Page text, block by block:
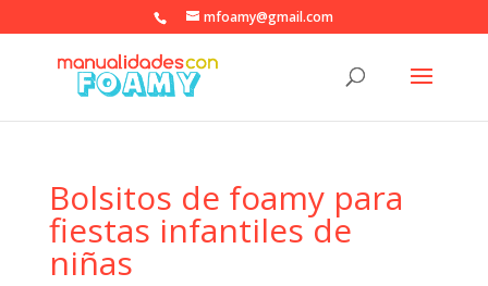
mfoamy@gmail.com
Bolsitos de foamy para
fiestas infantiles de
niñas